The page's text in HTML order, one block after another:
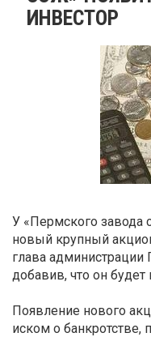
ИНВЕСТОР
У «Пермского завода
новый крупный
глава
добавив, что он
Появление нового
иском о